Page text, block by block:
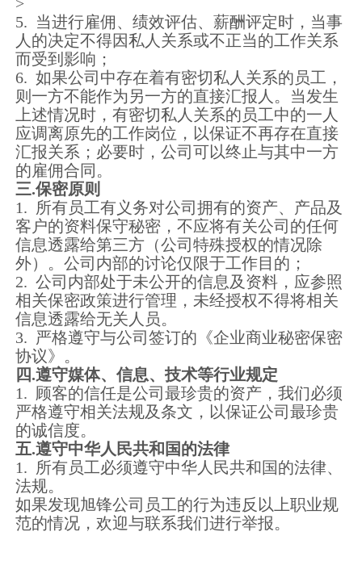
5. 当进行雇佣、绩效评估、薪酬评定时，当事
人的决定不得因私人关系或不正当的工作关系
而受到影响；
6. 如果公司中存在着有密切私人关系的员工，
则一方不能作为另一方的直接汇报人。当发生
上述情况时，有密切私人关系的员工中的一人
应调离原先的工作岗位，以保证不再存在直接
汇报关系；必要时，公司可以终止与其中一方
的雇佣合同。
三.保密原则
1. 所有员工有义务对公司拥有的资产、产品及
客户的资料保守秘密，不应将有关公司的任何
信息透露给第三方（公司特殊授权的情况除
外）。公司内部的讨论仅限于工作目的；
2. 公司内部处于未公开的信息及资料，应参照
相关保密政策进行管理，未经授权不得将相关
信息透露给无关人员。
3. 严格遵守与公司签订的《企业商业秘密保密
协议》。
四.遵守媒体、信息、技术等行业规定
1. 顾客的信任是公司最珍贵的资产，我们必须
严格遵守相关法规及条文，以保证公司最珍贵
的诚信度。
五.遵守中华人民共和国的法律
1. 所有员工必须遵守中华人民共和国的法律、
法规。
如果发现旭锋公司员工的行为违反以上职业规
范的情况，欢迎与联系我们进行举报。